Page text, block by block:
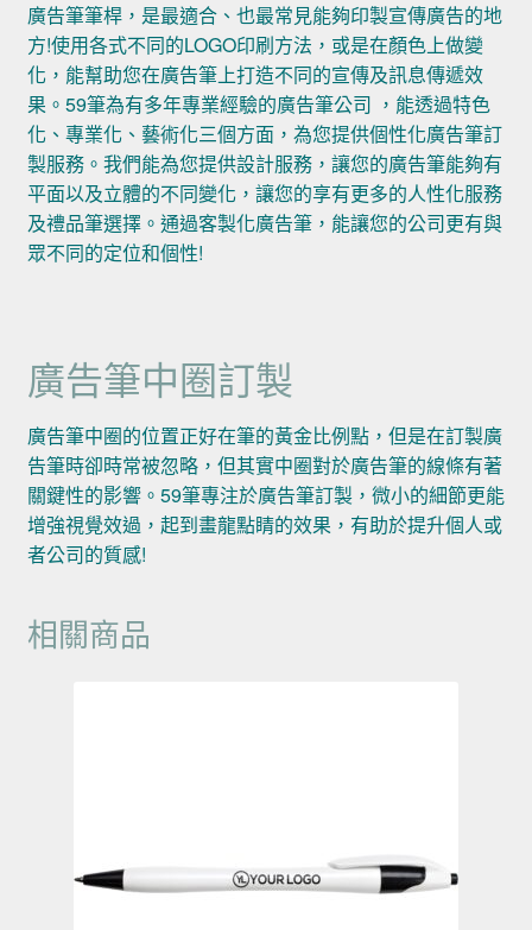
廣告筆筆桿，是最適合、也最常見能夠印製宣傳廣告的地
方!使用各式不同的LOGO印刷方法，或是在顏色上做變
化，能幫助您在廣告筆上打造不同的宣傳及訊息傳遞效
果。59筆為有多年專業經驗的廣告筆公司 ，能透過特色
化、專業化、藝術化三個方面，為您提供個性化廣告筆訂
製服務。我們能為您提供設計服務，讓您的廣告筆能夠有
平面以及立體的不同變化，讓您的享有更多的人性化服務
及禮品筆選擇。通過客製化廣告筆，能讓您的公司更有與
眾不同的定位和個性!
廣告筆中圈訂製
廣告筆中圈的位置正好在筆的黃金比例點，但是在訂製廣
告筆時卻時常被忽略，但其實中圈對於廣告筆的線條有著
關鍵性的影響。59筆專注於廣告筆訂製，微小的細節更能
增強視覺效過，起到畫龍點睛的效果，有助於提升個人或
者公司的質感!
相關商品